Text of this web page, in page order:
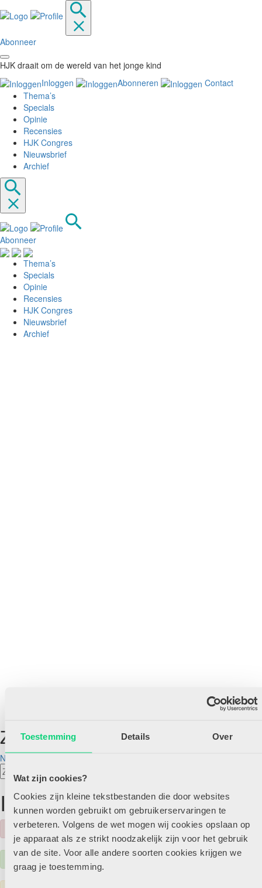
Toestemming Details Over
Wat zijn cookies?
Cookies zijn kleine tekstbestanden die door websites
kunnen worden gebruikt om gebruikerservaringen te
verbeteren. Volgens de wet mogen wij cookies opslaan op
je apparaat als ze strikt noodzakelijk zijn voor het gebruik
van de site. Voor alle andere soorten cookies krijgen we
graag je toestemming.
Abonneer
HJK draait om de wereld van het jonge kind
Inloggen
Abonneren
Contact
Thema’s
Specials
Opinie
Recensies
HJK Congres
Nieuwsbrief
Archief
Abonneer
Thema’s
Specials
Opinie
Recensies
HJK Congres
Nieuwsbrief
Archief
Zoeken
Neem contact op
Inloggen